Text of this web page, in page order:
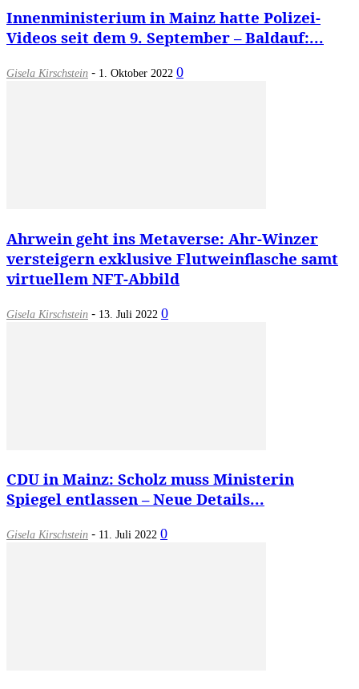
Innenministerium in Mainz hatte Polizei-
Videos seit dem 9. September – Baldauf:...
Gisela Kirschstein - 1. Oktober 2022 0
Ahrwein geht ins Metaverse: Ahr-Winzer
versteigern exklusive Flutweinflasche samt
virtuellem NFT-Abbild
Gisela Kirschstein - 13. Juli 2022 0
CDU in Mainz: Scholz muss Ministerin
Spiegel entlassen – Neue Details...
Gisela Kirschstein - 11. Juli 2022 0